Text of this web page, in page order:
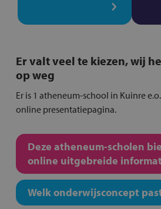
Er valt veel te kiezen, wij
op weg
Er is 1 atheneum-school in Kuinre
online presentatiepagina.
Deze atheneum-scholen
online uitgebreide
Welk onderwijsconcept